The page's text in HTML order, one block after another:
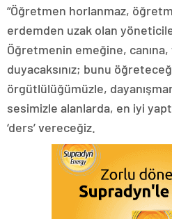
“Öğretmen horlanmaz,
erdemden uzak olan
Öğretmenin emeğine, canına,
duyacaksınız; bunu
örgütlülüğümüzle,
sesimizle alanlarda, en iyi
‘ders’ vereceğiz.